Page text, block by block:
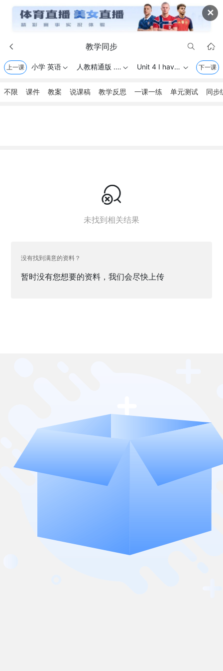
✕
 教学同步  
上一课 小学 英语 人教精通版 . 三年级上册  Unit 4 I have a ball  下一课
不限 课件 教案 说课稿 教学反思 一课一练 单元测试 同步

未找到相关结果
没有找到满意的资料？
暂时没有您想要的资料，我们会尽快上传